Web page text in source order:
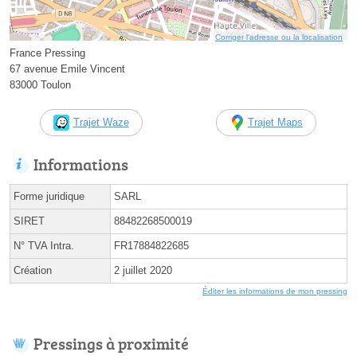
Corriger l’adresse ou la localisation
France Pressing
67 avenue Emile Vincent
83000 Toulon
Trajet Waze Trajet Maps
Informations
Forme juridique SARL
SIRET 88482268500019
N° TVA Intra. FR17884822685
Création 2 juillet 2020
Éditer les informations de mon pressing
Pressings à proximité